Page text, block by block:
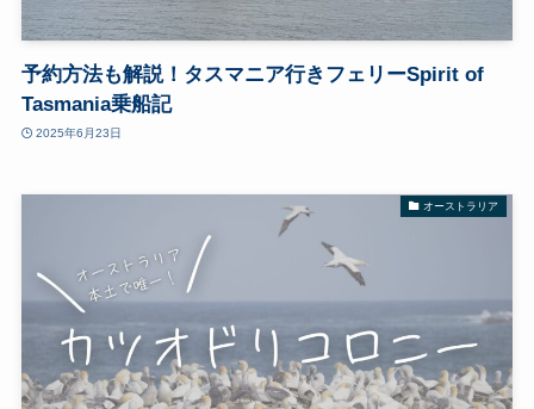
予約方法も解説！タスマニア行きフェリーSpirit of
Tasmania乗船記
2025年6月23日
オーストラリア